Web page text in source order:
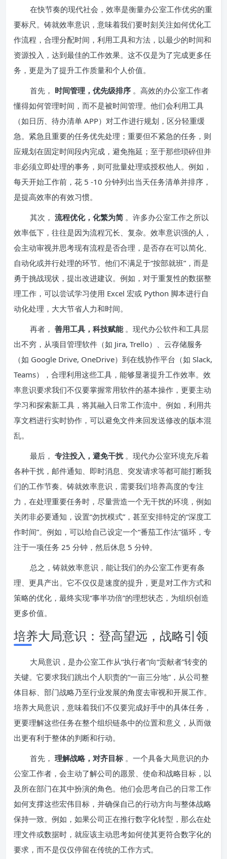
在快节奏的现代社会，效率是衡量办公室工作优劣的重
要标尺。铸就效率意识，意味着我们要时刻关注如何优化工
作流程，合理分配时间，利用工具和方法，以最少的时间和
资源投入，达到最佳的工作效果。这不仅是为了完成更多任
务，更是为了提升工作质量和个人价值。
首先， 时间管理，优先级排序 。高效的办公室工作者
懂得如何管理时间，而不是被时间管理。他们会利用工具
（如日历、待办清单 APP）对工作进行规划，区分轻重缓
急。紧急且重要的任务优先处理；重要但不紧急的任务，则
应规划在固定时间段内完成，避免拖延；至于那些琐碎但并
非必须立即处理的事务，则可批量处理或授权他人。例如，
每天开始工作前，花 5 -10 分钟列出当天任务清单并排序，
是提高效率的有效习惯。
其次， 流程优化，化繁为简 。许多办公室工作之所以
效率低下，往往是因为流程冗长、复杂。效率意识强的人，
会主动审视并思考现有流程是否合理，是否存在可以简化、
自动化或并行处理的环节。他们不满足于“按部就班”，而是
勇于挑战现状，提出改进建议。例如，对于重复性的数据整
理工作，可以尝试学习使用 Excel 宏或 Python 脚本进行自
动化处理，大大节省人力和时间。
再者， 善用工具，科技赋能 。现代办公软件和工具层
出不穷，从项目管理软件（如 Jira, Trello）、云存储服务
（如 Google Drive, OneDrive）到在线协作平台（如 Slack,
Teams），合理利用这些工具，能够显著提升工作效率。效
率意识要求我们不仅要掌握常用软件的基本操作，更要主动
学习和探索新工具，将其融入日常工作流中。例如，利用共
享文档进行实时协作，可以避免文件来回发送修改的版本混
乱。
最后， 专注投入，避免干扰 。现代办公室环境充斥着
各种干扰，邮件通知、即时消息、突发请求等都可能打断我
们的工作节奏。铸就效率意识，需要我们培养高度的专注
力，在处理重要任务时，尽量营造一个无干扰的环境，例如
关闭非必要通知，设置“勿扰模式”，甚至安排特定的“深度工
作时间”。例如，可以给自己设定一个“番茄工作法”循环，专
注于一项任务 25 分钟，然后休息 5 分钟。
总之，铸就效率意识，能让我们的办公室工作更有条
理、更具产出。它不仅仅是速度的提升，更是对工作方式和
策略的优化，最终实现“事半功倍”的理想状态，为组织创造
更多价值。
培养大局意识：登高望远，战略引领
大局意识，是办公室工作从“执行者”向“贡献者”转变的
关键。它要求我们跳出个人职责的“一亩三分地”，从公司整
体目标、部门战略乃至行业发展的角度去审视和开展工作。
培养大局意识，意味着我们不仅要完成好手中的具体任务，
更要理解这些任务在整个组织链条中的位置和意义，从而做
出更有利于整体的判断和行动。
首先， 理解战略，对齐目标 。一个具备大局意识的办
公室工作者，会主动了解公司的愿景、使命和战略目标，以
及所在部门在其中扮演的角色。他们会思考自己的日常工作
如何支撑这些宏伟目标，并确保自己的行动方向与整体战略
保持一致。例如，如果公司正在推行数字化转型，那么在处
理文件或数据时，就应该主动思考如何使其更符合数字化的
要求，而不是仅仅停留在传统的工作方式。